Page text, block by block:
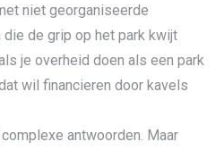
niet georganiseerde
de grip op het park kwijt
je overheid doen als een park
wil financieren door kavels
antwoorden. Maar